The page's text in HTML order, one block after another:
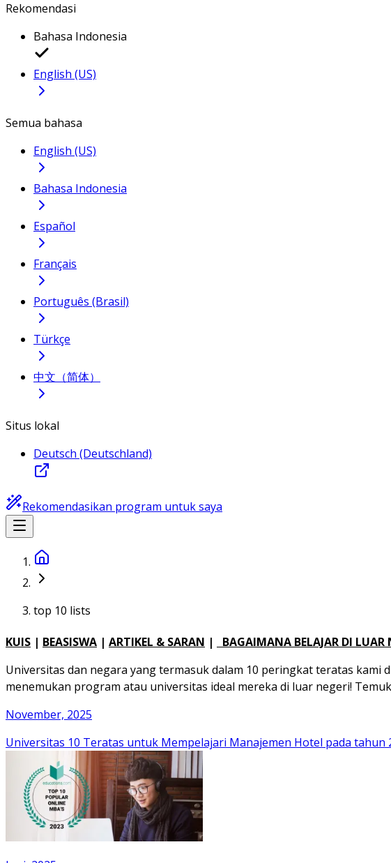
Rekomendasi
Bahasa Indonesia
English (US)
Semua bahasa
English (US)
Bahasa Indonesia
Español
Français
Português (Brasil)
Türkçe
中文（简体）
Situs lokal
Deutsch (Deutschland)
Rekomendasikan program untuk saya
top 10 lists
KUIS | BEASISWA | ARTIKEL & SARAN |
BAGAIMANA BELAJAR DI LUAR
Universitas dan negara yang termasuk dalam 10 peringkat teratas
menemukan program atau universitas ideal mereka di luar negeri!
November, 2025
Universitas 10 Teratas untuk Mempelajari Manajemen Hotel pada tahun